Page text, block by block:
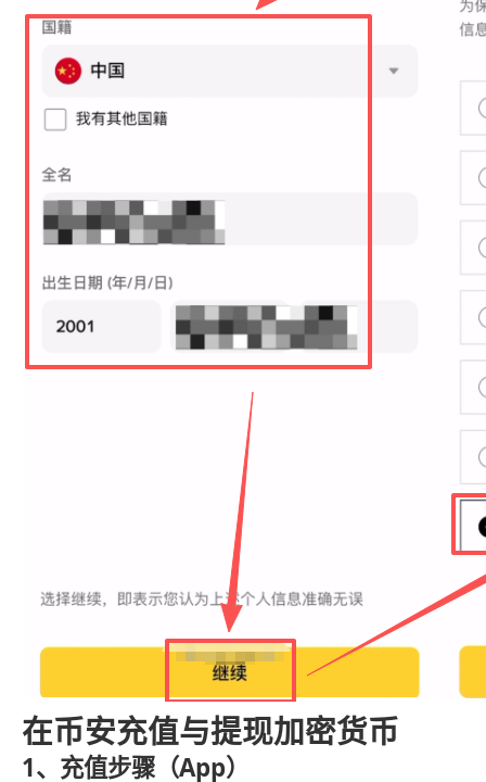
在币安充值与提现加密货币
1、充值步骤（App）